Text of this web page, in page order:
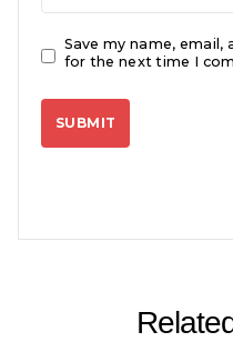
Save my name,
for the next time I